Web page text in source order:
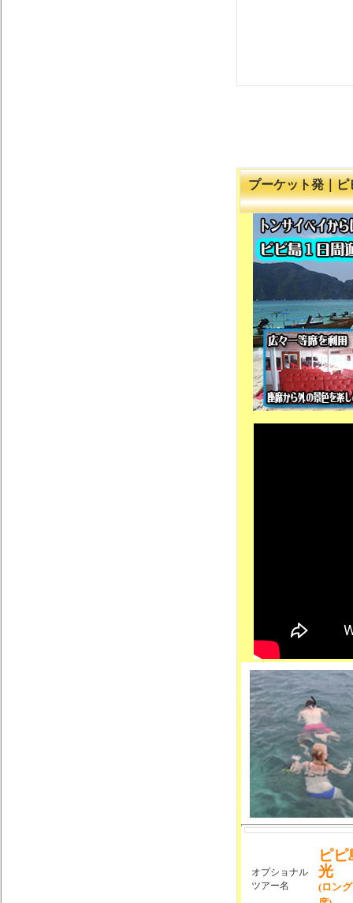
プーケット発｜
オプショナル
ツアー名
ピ
光
(ロン